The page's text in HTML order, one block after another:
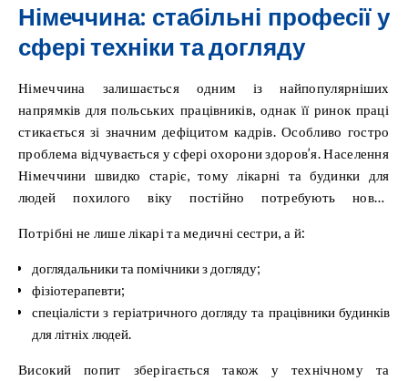
Німеччина: стабільні професії у
сфері техніки та догляду
Німеччина залишається одним із найпопулярніших
напрямків для польських працівників, однак її ринок праці
стикається зі значним дефіцитом кадрів. Особливо гостро
проблема відчувається у сфері охорони здоров’я. Населення
Німеччини швидко старіє, тому лікарні та будинки для
людей похилого віку постійно потребують нових
Потрібні не лише лікарі та медичні сестри, а й:
доглядальники та помічники з догляду;
фізіотерапевти;
спеціалісти з геріатричного догляду та працівники будинків
для літніх людей.
Високий попит зберігається також у технічному та